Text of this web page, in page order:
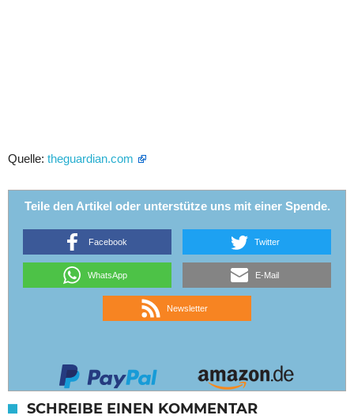
Quelle: theguardian.com
Teile den Artikel oder unterstütze uns mit einer Spende.
Facebook Twitter
WhatsApp E-Mail
Newsletter
SCHREIBE EINEN KOMMENTAR